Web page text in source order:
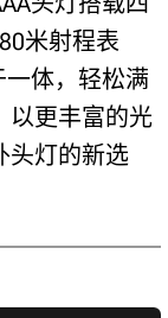
米射程表
一体，轻松满
以更丰富的光
头灯的新选